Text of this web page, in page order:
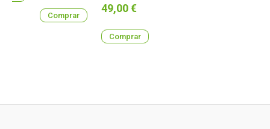
Comprar
Precio
49,00 €
Comprar